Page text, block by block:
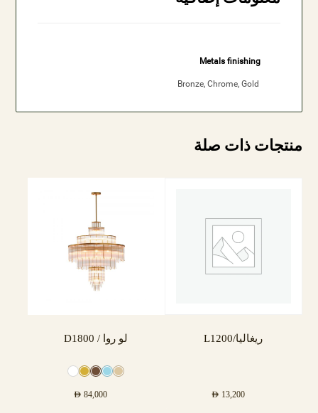
Metals finishing
Bronze, Chrome, Gold
منتجات ذات صلة
ريغاليا/L1200
AED 13,200
لو روا / D1800
AED 84,000